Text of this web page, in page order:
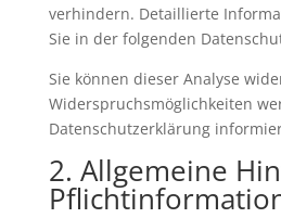
verhindern. Detaillierte
Sie in der folgenden
Sie können dieser Analyse
Widerspruchsmöglichkeiten
Datenschutzerklärung
2. Allgemeine